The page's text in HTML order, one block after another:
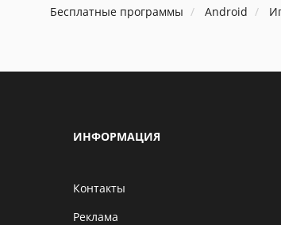
Бесплатные программы Android
ИНФОРМАЦИЯ
Контакты
Реклама